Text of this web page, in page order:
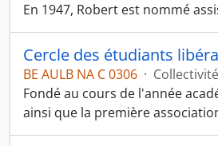
En 1947, Robert est nommé
Cercle des étudiants
BE AULB NA C 0306 · Collectivité
Fondé au cours de l'année
ainsi que la première